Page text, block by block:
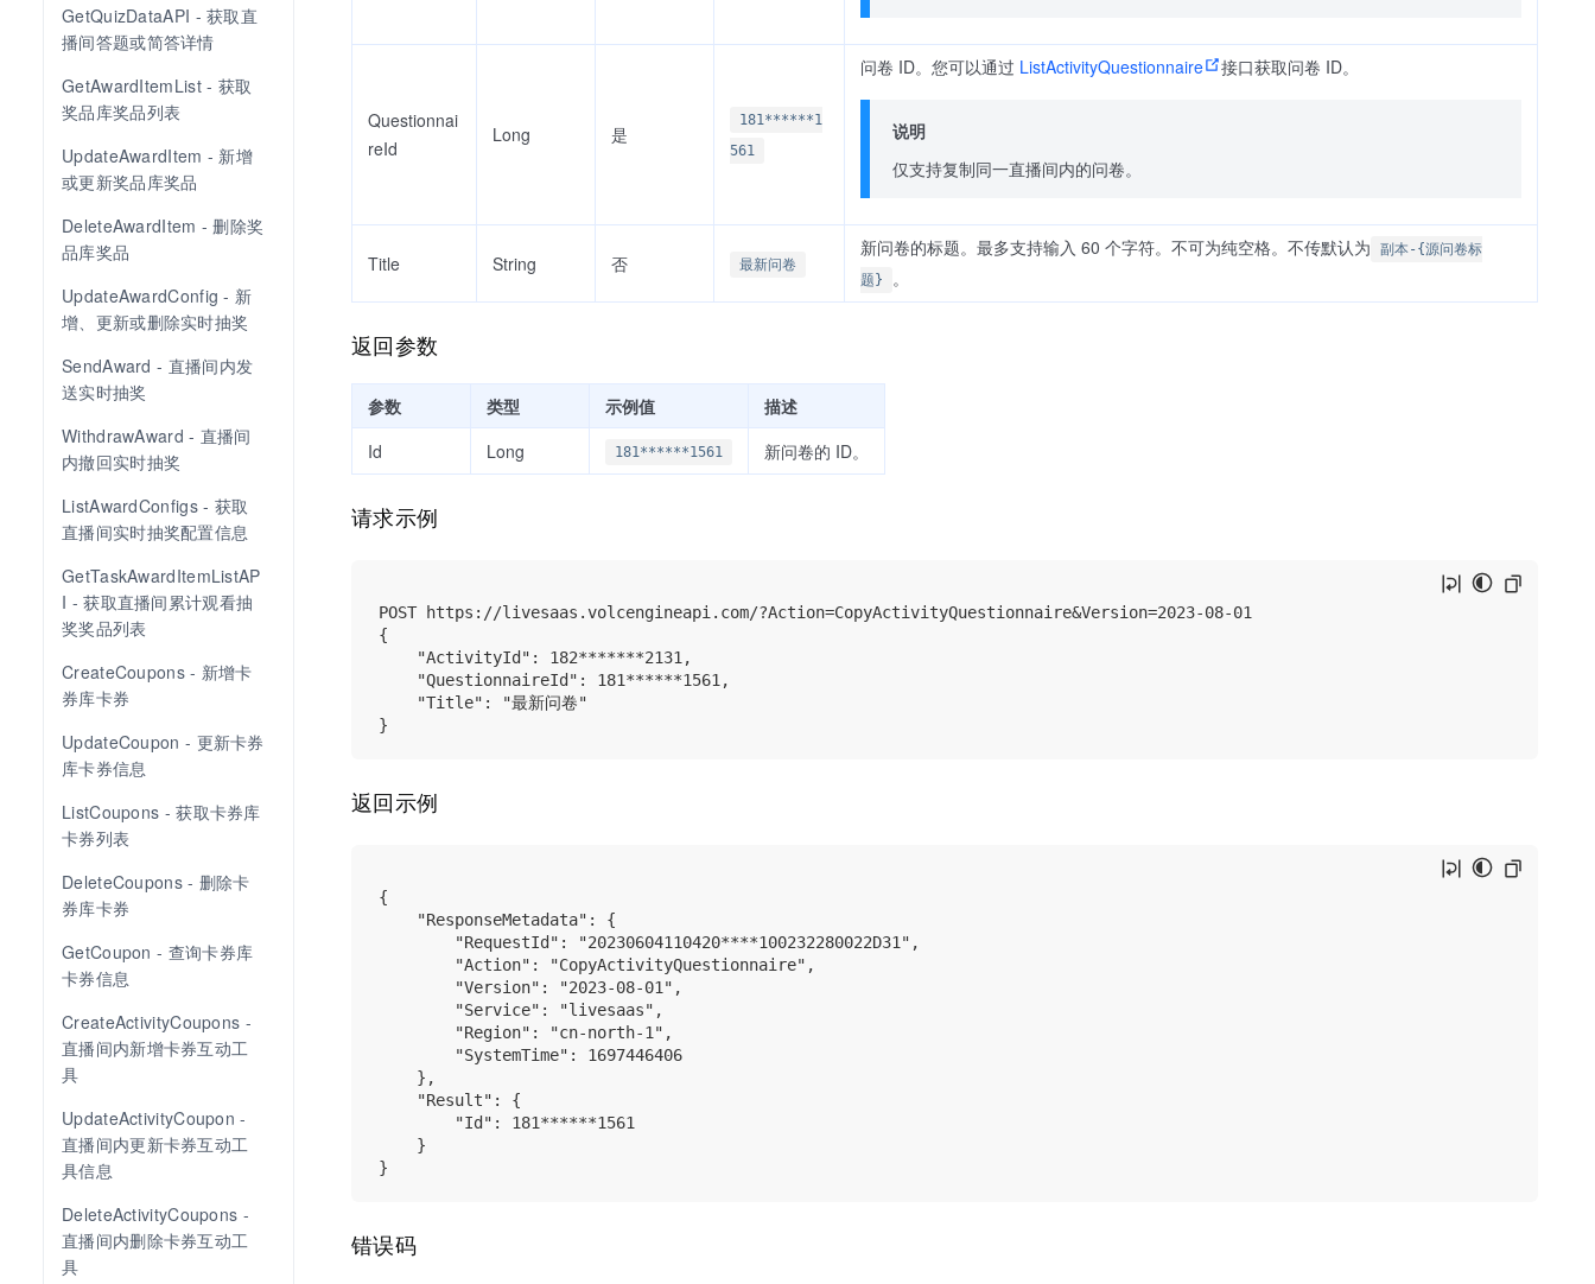
GetQuizDataAPI - 获取直
播间答题或简答详情
GetAwardItemList - 获取
奖品库奖品列表
UpdateAwardItem - 新增
或更新奖品库奖品
DeleteAwardItem - 删除奖
品库奖品
UpdateAwardConfig - 新
增、更新或删除实时抽奖
SendAward - 直播间内发
送实时抽奖
WithdrawAward - 直播间
内撤回实时抽奖
ListAwardConfigs - 获取
直播间实时抽奖配置信息
GetTaskAwardItemListAP
I - 获取直播间累计观看抽
奖奖品列表
CreateCoupons - 新增卡
券库卡券
UpdateCoupon - 更新卡券
库卡券信息
ListCoupons - 获取卡券库
卡券列表
DeleteCoupons - 删除卡
券库卡券
GetCoupon - 查询卡券库
卡券信息
CreateActivityCoupons -
直播间内新增卡券互动工
具
UpdateActivityCoupon -
直播间内更新卡券互动工
具信息
DeleteActivityCoupons -
直播间内删除卡券互动工
具
Questionnai
reId
Long 是
181******1
561
问卷 ID。您可以通过 ListActivityQuestionnaire 接口获取问卷 ID。
说明
仅支持复制同一直播间内的问卷。
Title String 否 最新问卷
新问卷的标题。最多支持输入 60 个字符。不可为纯空格。不传默认为
副本-{源问卷标
题}
。
返回参数
参数 类型 示例值
描述
Id
Long 181******1561 新问卷的 ID。
请求示例
POST https://livesaas.volcengineapi.com/?Action=CopyActivityQuestionnaire&Version=2023-08-01
{
    "ActivityId": 182*******2131,
    "QuestionnaireId": 181******1561,
    "Title": "最新问卷"
返回示例
{
    "ResponseMetadata": {
        "RequestId": "20230604110420****100232280022D31",
        "Action": "CopyActivityQuestionnaire",
        "Version": "2023-08-01",
        "Service": "livesaas",
        "Region": "cn-north-1",
        "SystemTime": 1697446406
    },
    "Result": {
        "Id": 181******1561
    }
错误码